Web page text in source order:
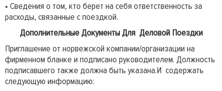
• Сведения о том, кто берет на себя ответственность за
расходы, связанные с поездкой.
Дополнительные Документы Для Деловой Поездки
Приглашение от норвежской компании/организации на
фирменном бланке и подписано руководителем. Должность
подписавшего также должна быть указана.И содержать
следующую информацию: